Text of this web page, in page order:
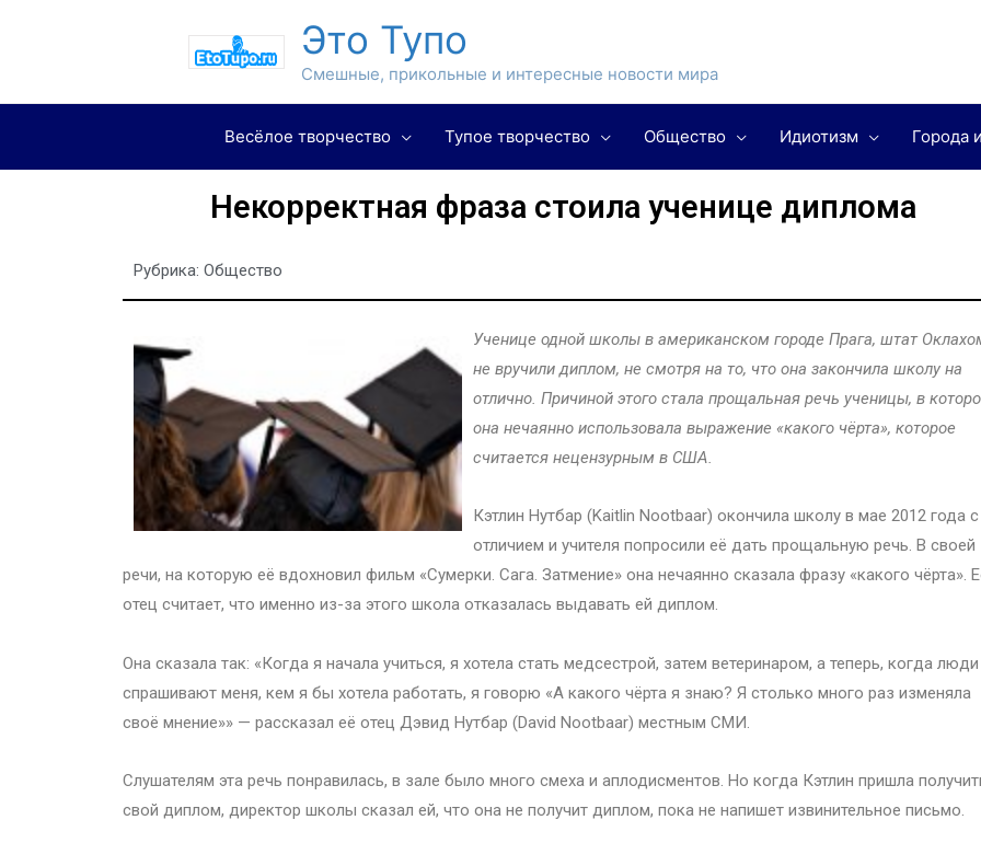
Это Тупо
Смешные, прикольные и интересные новости мира
Весёлое творчество Тупое творчество Общество Идиотизм Города
Некорректная фраза стоила ученице диплома
Рубрика: Общество
Ученице одной школы в американском городе Прага, штат
не вручили диплом, не смотря на то, что она закончила школу на
отлично. Причиной этого стала прощальная речь ученицы, в
она нечаянно использовала выражение «какого чёрта», которое
считается нецензурным в США.
Кэтлин Нутбар (Kaitlin Nootbaar) окончила школу в мае 2012 года с
отличием и учителя попросили её дать прощальную речь. В своей
речи, на которую её вдохновил фильм «Сумерки. Сага. Затмение» она нечаянно сказала фразу «какого чёрта».
отец считает, что именно из-за этого школа отказалась выдавать ей диплом.
Она сказала так: «Когда я начала учиться, я хотела стать медсестрой, затем ветеринаром, а теперь, когда люди
спрашивают меня, кем я бы хотела работать, я говорю «А какого чёрта я знаю? Я столько много раз изменяла
своё мнение»» — рассказал её отец Дэвид Нутбар (David Nootbaar) местным СМИ.
Слушателям эта речь понравилась, в зале было много смеха и аплодисментов. Но когда Кэтлин пришла
свой диплом, директор школы сказал ей, что она не получит диплом, пока не напишет извинительное письмо.